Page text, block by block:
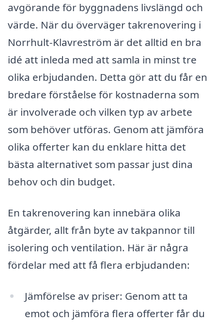
avgörande för byggnadens livslängd och
värde. När du överväger takrenovering i
Norrhult-Klavreström är det alltid en bra
idé att inleda med att samla in minst tre
olika erbjudanden. Detta gör att du får en
bredare förståelse för kostnaderna som
är involverade och vilken typ av arbete
som behöver utföras. Genom att jämföra
olika offerter kan du enklare hitta det
bästa alternativet som passar just dina
behov och din budget.
En takrenovering kan innebära olika
åtgärder, allt från byte av takpannor till
isolering och ventilation. Här är några
fördelar med att få flera erbjudanden:
Jämförelse av priser: Genom att ta
emot och jämföra flera offerter får du